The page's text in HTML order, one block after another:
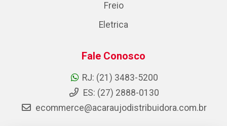
Freio
Eletrica
Fale Conosco
RJ: (21) 3483-5200
ES: (27) 2888-0130
ecommerce@acaraujodistribuidora.com.br